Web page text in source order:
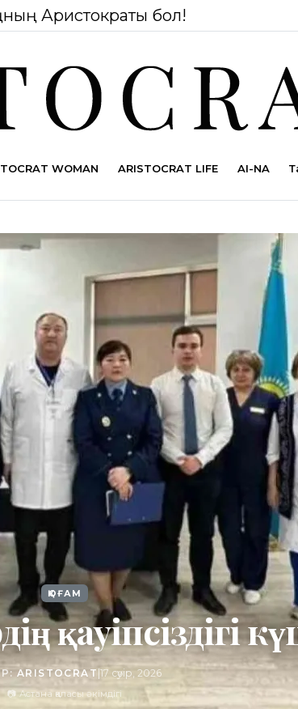
Аристократы бол!
WOMAN ARISTOCRAT LIFE AI-NA
ҚОҒАМ
қауіпсіздігі
ARISTOCRAT |17 сәуір, 2026
📷 Астана қаласы әкімдігі